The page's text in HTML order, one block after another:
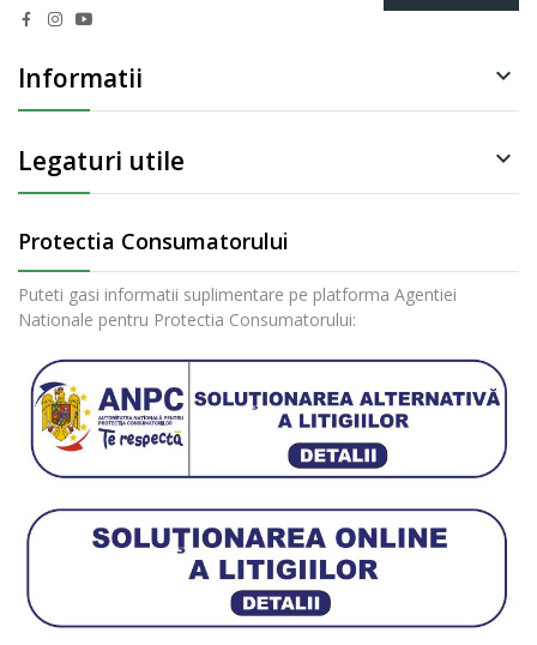
Informatii 
Legaturi utile 
Protectia Consumatorului
Puteti gasi informatii suplimentare pe platforma Agentiei
Nationale pentru Protectia Consumatorului: